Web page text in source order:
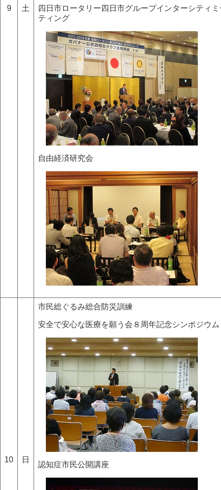
9 土
四日市ロータリー四日市グループインターシティミ
ティング
自由経済研究会
10 日
市民総ぐるみ総合防災訓練
安全で安心な医療を願う会８周年記念シンポジウム
認知症市民公開講座